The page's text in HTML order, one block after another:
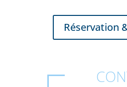
Réservation